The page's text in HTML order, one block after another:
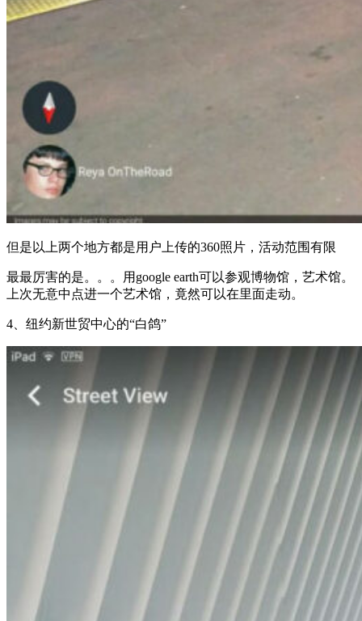
但是以上两个地方都是用户上传的360照片，活动范围有限
最最厉害的是。。。用google earth可以参观博物馆，艺术馆。
上次无意中点进一个艺术馆，竟然可以在里面走动。
4、纽约新世贸中心的“白鸽”